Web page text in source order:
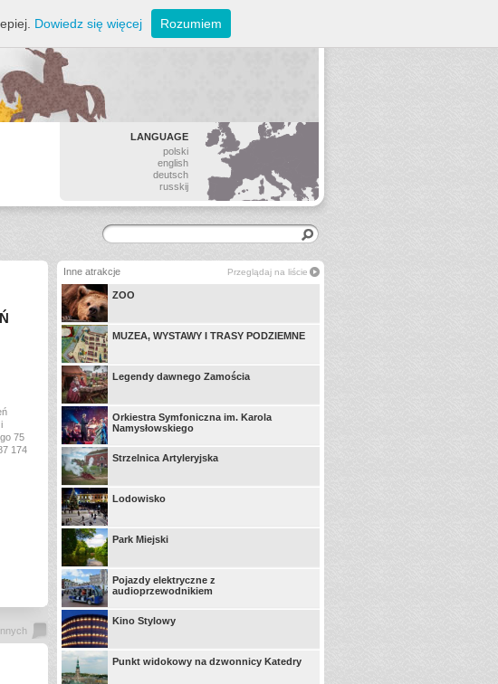
LANGUAGE
polski
english
deutsch
russkij
75
174
Inne atrakcje Przeglądaj na liście
ZOO
MUZEA, WYSTAWY I TRASY PODZIEMNE
Legendy dawnego Zamościa
Orkiestra Symfoniczna im. Karola
Namysłowskiego
Strzelnica Artyleryjska
Lodowisko
Park Miejski
Pojazdy elektryczne z
audioprzewodnikiem
Kino Stylowy
Punkt widokowy na dzwonnicy Katedry
Dowiedz się więcej Rozumiem